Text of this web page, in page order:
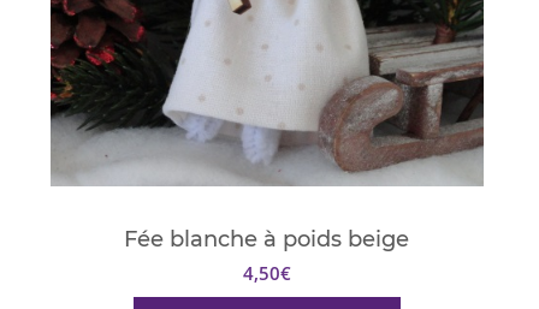
Fée blanche à poids beige
4,50€